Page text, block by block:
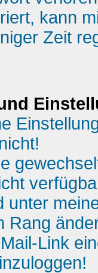
kann
Zeit
unter
Rang
Link